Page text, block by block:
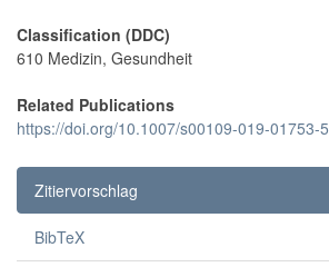
Classification (DDC)
610 Medizin, Gesundheit
Related Publications
https://doi.org/10.1007/s00109-019-01753-5
Zitiervorschlag
BibTeX